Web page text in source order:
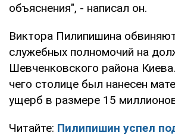
объяснения", - написал он.
Виктора Пилипишина
служебных полномочий на
Шевченковского района
чего столице был нанесен
ущерб в размере 15
Читайте: Пилипишин успел